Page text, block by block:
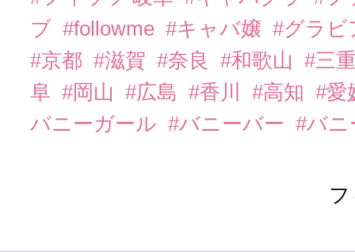
ブ #followme #キャバ嬢 #グラ
#京都 #滋賀 #奈良 #和歌山
#三
阜 #岡山 #広島 #香川 #高知 #愛
バニーガール #バニーバー #バ